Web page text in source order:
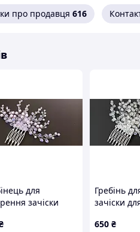
про продавця 616
для
зачіски
Гребінь
зачіски
650 ₴